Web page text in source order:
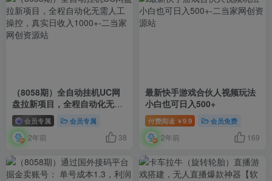
（8058期）全自动挂机UC网
盘拉新项目，全程自动化无需
人工操控，真实日收入1000+
会员专属 会员专属
2年前 38
最新快手游戏合伙人视频玩法
小白也可日入500+
付费阅读 ￥9.9 会员免费
2年前 169